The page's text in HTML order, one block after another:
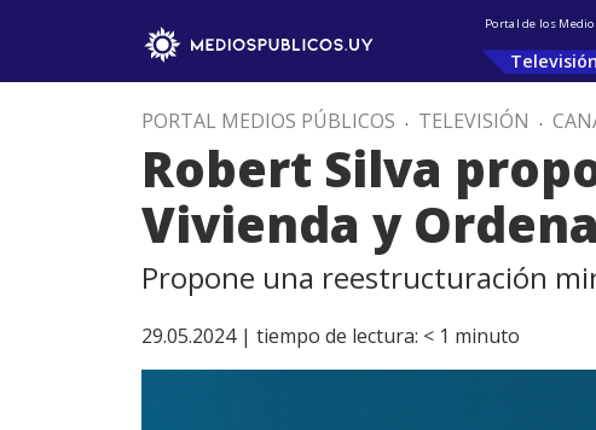
Portal de los
Televisión
PORTAL MEDIOS PÚBLICOS . TELEVISIÓN .
Robert Silva
Vivienda y
Propone una reestructuración
29.05.2024 | tiempo de lectura: < 1 minuto